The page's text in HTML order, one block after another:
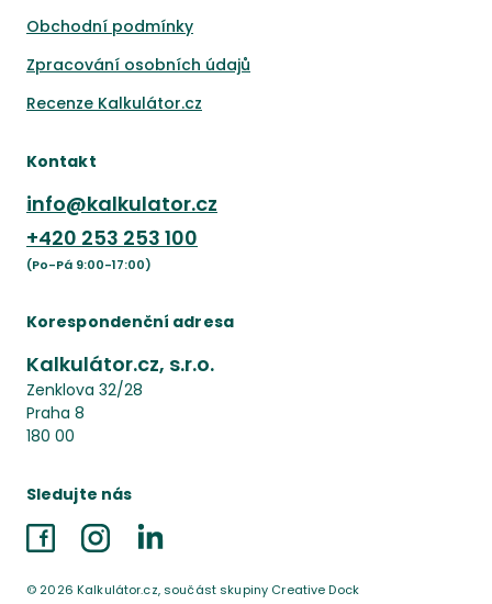
Obchodní podmínky
Zpracování osobních údajů
Recenze Kalkulátor.cz
Kontakt
info@kalkulator.cz
+420 253 253 100
(Po-Pá 9:00-17:00)
Korespondenční adresa
Kalkulátor.cz, s.r.o.
Zenklova 32/28
Praha 8
180 00
Sledujte nás
FacebookInstagramLinkedIn
© 2026 Kalkulátor.cz, součást skupiny Creative Dock